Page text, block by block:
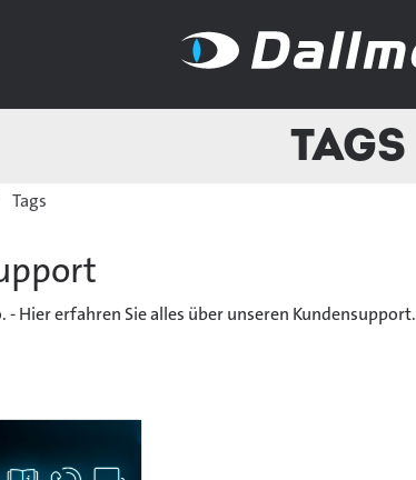
Tags
Tags
- Hier erfahren Sie alles über unseren Kundensupport.